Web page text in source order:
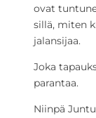
ovat
sillä, miten
jalansijaa.
Joka
parantaa.
Niinpä